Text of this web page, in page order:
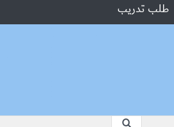
طلب تدريب